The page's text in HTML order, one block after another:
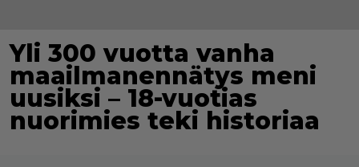
Yli 300 vuotta vanha
maailmanennätys meni
uusiksi – 18-vuotias
nuorimies teki historiaa